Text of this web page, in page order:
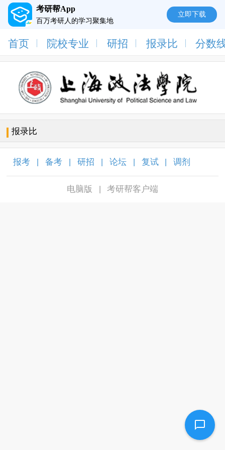
考研帮App
百万考研人的学习聚集地
立即下载
首页 院校专业 研招 报录比 分数
报录比
报考 备考 研招 论坛 复试 调剂
电脑版 考研帮客户端